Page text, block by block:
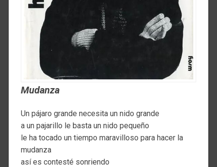
Mudanza
Un pájaro grande necesita un nido grande
a un pajarillo le basta un nido pequeño
le ha tocado un tiempo maravilloso para hacer la
mudanza
así es contesté sonriendo